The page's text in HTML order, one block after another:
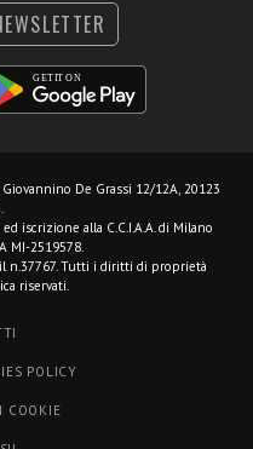
De Grassi 12/12A, 20123
ed iscrizione alla C.C.I.A.A. di Milano
MI-2519578.
n.37767. Tutti i diritti di proprietà
riservati.
POLICY
COOKIE